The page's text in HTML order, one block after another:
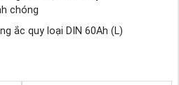
chóng
ắc quy loại DIN 60Ah (L)